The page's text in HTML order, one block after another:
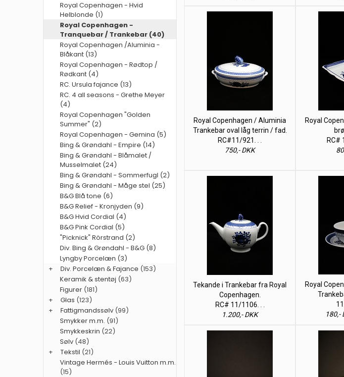
Royal Copenhagen / Aluminia
Trankebar oval låg terrin / fad.
RC#11/921. . .
750,- DKK
Royal
RC#
Tekande i Trankebar fra Royal
Copenhagen.
RC# 11/1106. . .
1.200,- DKK
Royal
180,-
Royal Copenhagen - Hvid
Helblonde (1)
Royal Copenhagen -
Tranquebar / Trankebar (40)
Royal Copenhagen /Aluminia -
Blåkant (13)
Royal Copenhagen - Rødtop /
Rødkant (4)
RC. Ursula fajance (13)
RC. 4 all seasons - Grethe Meyer
(4)
Royal Copenhagen "Golden
Summer" (2)
Royal Copenhagen - Gemina (5)
Bing & Grøndahl - Empire (14)
Bing & Grøndahl - Blåmalet /
Musselmalet (24)
Bing & Grøndahl - Sommerfugl (2)
Bing & Grøndahl - Måge stel (25)
B&G Blå tone (6)
B&G Relief - Kronjyden (9)
B&G Hvid Cordial (4)
B&G Pink Cordial (5)
"Picknick" Rörstrand (2)
Div. Bing & Grøndahl - B&G (8)
Lyngby Porcelæn (3)
+
Div. Porcelæn & Fajance (153)
Keramik & stentøj (63)
Figurer (181)
+
Glas (123)
+
Fattigmandssølv (99)
Smykker m.m. (91)
Smykkeskrin (22)
Sølv (48)
+
Tekstil (21)
Vintage Hermés - Louis Vuitton m.m.
(15)